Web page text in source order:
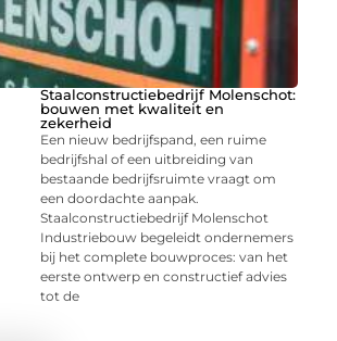
Staalconstructiebedrijf Molenschot:
bouwen met kwaliteit en
zekerheid
Een nieuw bedrijfspand, een ruime
bedrijfshal of een uitbreiding van
bestaande bedrijfsruimte vraagt om
een doordachte aanpak.
Staalconstructiebedrijf Molenschot
Industriebouw begeleidt ondernemers
bij het complete bouwproces: van het
eerste ontwerp en constructief advies
tot de